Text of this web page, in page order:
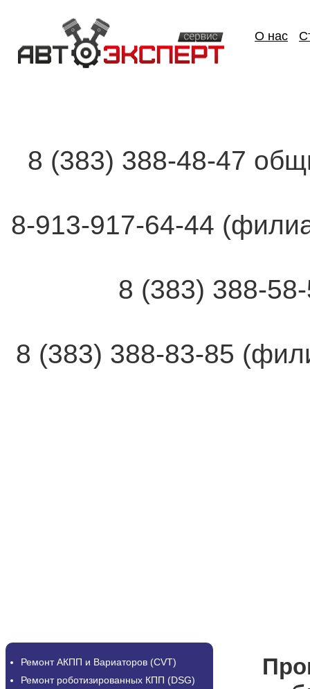
О нас
8 (383) 388-48-47
8-913-917-64-44
8 (383) 388-
8 (383) 388-83-85
Ремонт АКПП и Вариаторов (CVT)
Ремонт роботизированных КПП (DSG)